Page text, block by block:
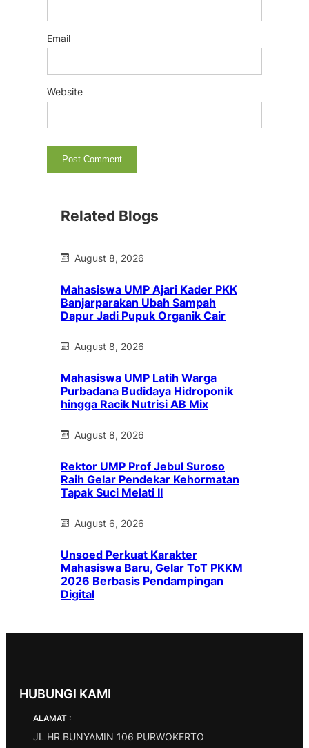
Email
Website
Related Blogs
August 8, 2026
Mahasiswa UMP Ajari Kader PKK
Banjarparakan Ubah Sampah
Dapur Jadi Pupuk Organik Cair
August 8, 2026
Mahasiswa UMP Latih Warga
Purbadana Budidaya Hidroponik
hingga Racik Nutrisi AB Mix
August 8, 2026
Rektor UMP Prof Jebul Suroso
Raih Gelar Pendekar Kehormatan
Tapak Suci Melati II
August 6, 2026
Unsoed Perkuat Karakter
Mahasiswa Baru, Gelar ToT PKKM
2026 Berbasis Pendampingan
Digital
HUBUNGI KAMI
ALAMAT :
JL HR BUNYAMIN 106 PURWOKERTO